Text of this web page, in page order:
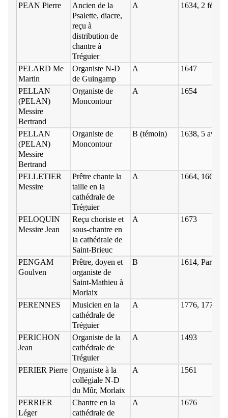
PEAN Pierre
Ancien de la
Psalette, diacre,
reçu à
distribution de
chantre à
Tréguier
A 1634, 2 février
PELARD Me
Martin
Organiste N-D
de Guingamp
A 1647
PELLAN
(PELAN)
Messire
Bertrand
Organiste de
Moncontour
A 1654
PELLAN
(PELAN)
Messire
Bertrand
Organiste de
Moncontour
B (témoin) 1638, 5 avril
PELLETIER
Messire
Prêtre chante la
taille en la
cathédrale de
Tréguier
A 1664, 1665
PELOQUIN
Messire Jean
Reçu choriste et
sous-chantre en
la cathédrale de
Saint-Brieuc
A 1673
PENGAM
Goulven
Prêtre, doyen et
organiste de
Saint-Mathieu à
Morlaix
B 1614, Par. 9
PERENNES
Musicien en la
cathédrale de
Tréguier
A 1776, 1777
PERICHON
Jean
Organiste de la
cathédrale de
Tréguier
A 1493
PERIER Pierre Organiste à la
collégiale N-D
du Mûr, Morlaix
A 1561
PERRIER
Léger
Chantre en la
cathédrale de
A 1676